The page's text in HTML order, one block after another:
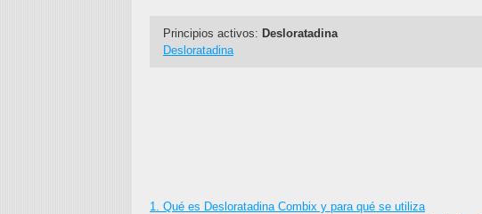
Principios activos: Desloratadina
Desloratadina
1. Qué es Desloratadina Combix y para qué se utiliza